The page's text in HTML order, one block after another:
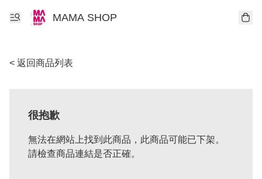
MAMA SHOP
< 返回商品列表
很抱歉
無法在網站上找到此商品，此商品可能已下架。
請檢查商品連結是否正確。